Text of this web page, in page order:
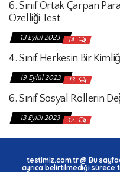
6. Sınıf Ortak Çarpan
Özelliği Test
13 Eylül 2023 14
4. Sınıf Herkesin Bir
19 Eylül 2023 13
6. Sınıf Sosyal Rollerin
13 Eylül 2023 12
testimiz.com.tr@ Bu
ayrıca belirtilmediği sürece